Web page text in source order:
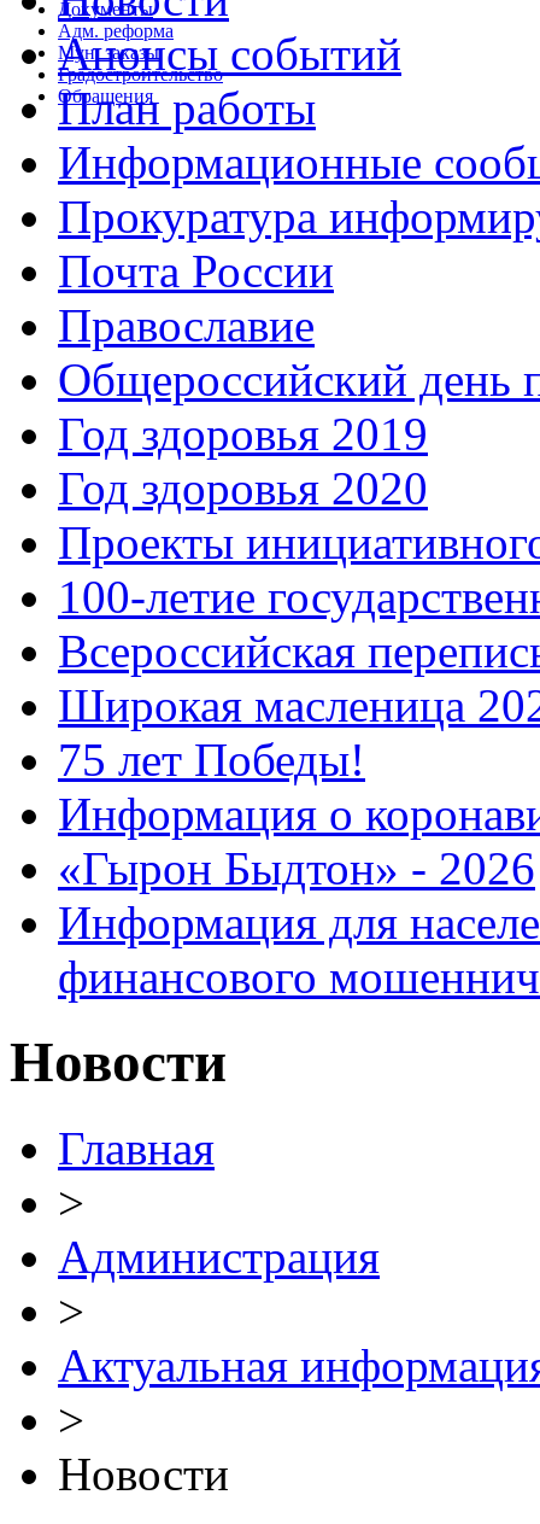
Документы
Адм. реформа
Мун. заказы
Градостроительство
Обращения
Анонсы событий
План работы
Информационные
Прокуратура
Почта России
Православие
Общероссийский день
Год здоровья 2019
Год здоровья 2020
Проекты
100-летие
Всероссийская
Широкая масленица
75 лет Победы!
Информация о
«Гырон Быдтон» - 2026
Информация для
финансового
Новости
Главная
>
Администрация
>
Актуальная
>
Новости